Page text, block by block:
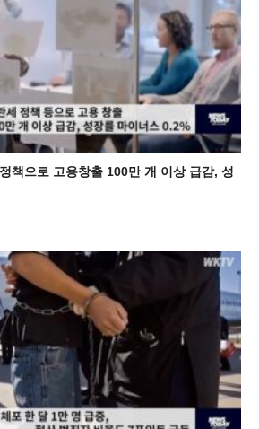
책으로 고용창출 100만 개 이상 급감, 성